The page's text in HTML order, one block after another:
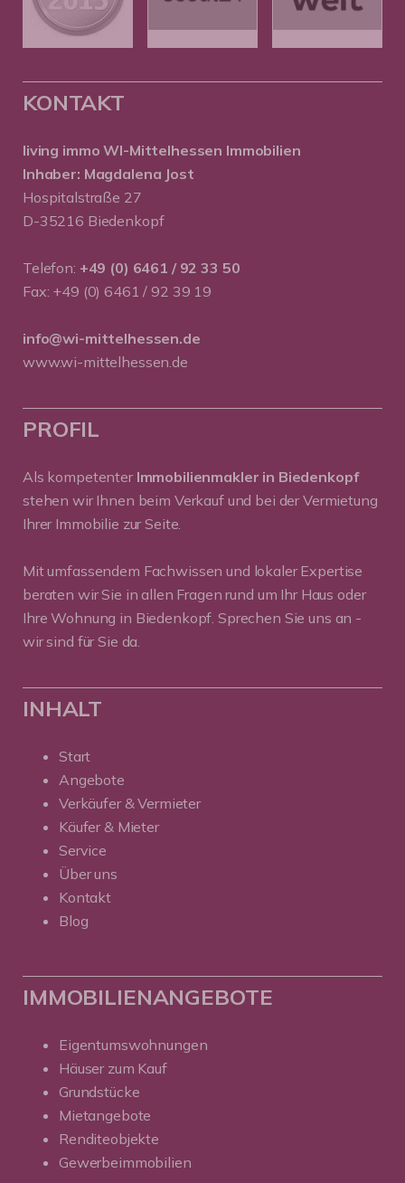
KONTAKT
living immo WI-Mittelhessen Immobilien
Inhaber: Magdalena Jost
Hospitalstraße 27
D-35216 Biedenkopf
Telefon: +49 (0) 6461 / 92 33 50
Fax: +49 (0) 6461 / 92 39 19
info@wi-mittelhessen.de
www.wi-mittelhessen.de
PROFIL
Als kompetenter Immobilienmakler in Biedenkopf
stehen wir Ihnen beim Verkauf und bei der Vermietung
Ihrer Immobilie zur Seite.
Mit umfassendem Fachwissen und lokaler Expertise
beraten wir Sie in allen Fragen rund um Ihr Haus oder
Ihre Wohnung in Biedenkopf. Sprechen Sie uns an -
wir sind für Sie da.
INHALT
Start
Angebote
Verkäufer & Vermieter
Käufer & Mieter
Service
Über uns
Kontakt
Blog
IMMOBILIENANGEBOTE
Eigentumswohnungen
Häuser zum Kauf
Grundstücke
Mietangebote
Renditeobjekte
Gewerbeimmobilien